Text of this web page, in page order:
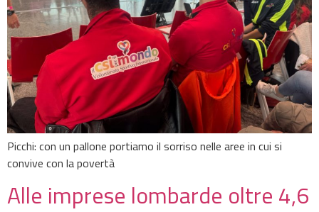
Picchi: con un pallone portiamo il sorriso nelle aree in cui si
convive con la povertà
Alle imprese lombarde oltre 4,6